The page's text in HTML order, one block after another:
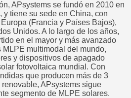
APsystems se fundó en 2010 en
y tiene su sede en China, con
(Francia y Países Bajos),
Unidos. A lo largo de los años,
en el mayor y más avanzado
multimodal del mundo,
y dispositivos de apagado
fotovoltaica mundial. Con
que producen más de 3
APsystems sigue
segmento de MLPE solares.